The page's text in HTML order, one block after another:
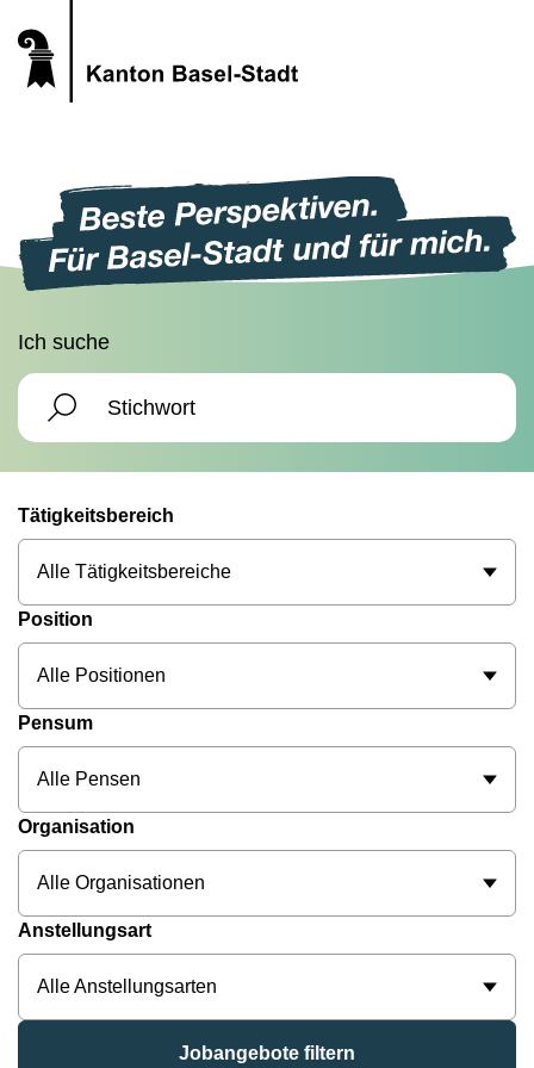
Ich suche
Tätigkeitsbereich
Alle Tätigkeitsbereiche
Position
Alle Positionen
Pensum
Alle Pensen
Organisation
Alle Organisationen
Anstellungsart
Alle Anstellungsarten
Jobangebote filtern